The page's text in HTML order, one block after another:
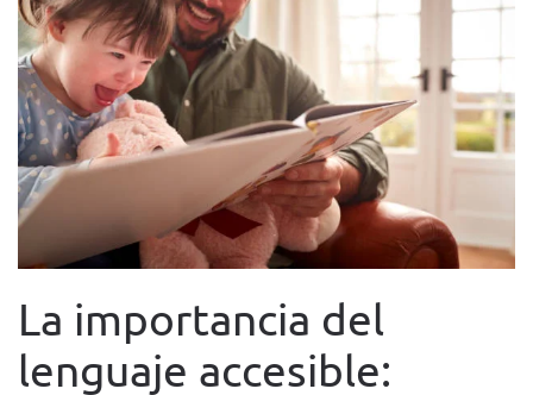
La importancia del
lenguaje accesible: